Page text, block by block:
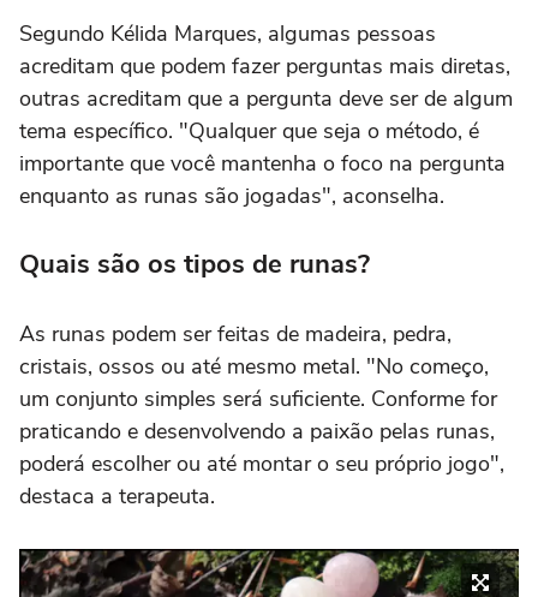
Segundo Kélida Marques, algumas pessoas
acreditam que podem fazer perguntas mais diretas,
outras acreditam que a pergunta deve ser de algum
tema específico. "Qualquer que seja o método, é
importante que você mantenha o foco na pergunta
enquanto as runas são jogadas", aconselha.
Quais são os tipos de runas?
As runas podem ser feitas de madeira, pedra,
cristais, ossos ou até mesmo metal. "No começo,
um conjunto simples será suficiente. Conforme for
praticando e desenvolvendo a paixão pelas runas,
poderá escolher ou até montar o seu próprio jogo",
destaca a terapeuta.